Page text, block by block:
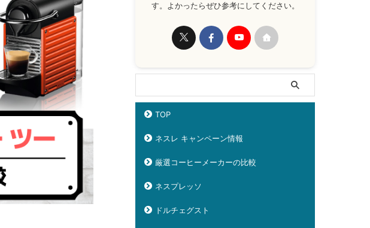
す。よかったらぜひ参考にしてください。
TOP
ネスレ キャンペーン情報
厳選コーヒーメーカーの比較
ネスプレッソ
ドルチェグスト